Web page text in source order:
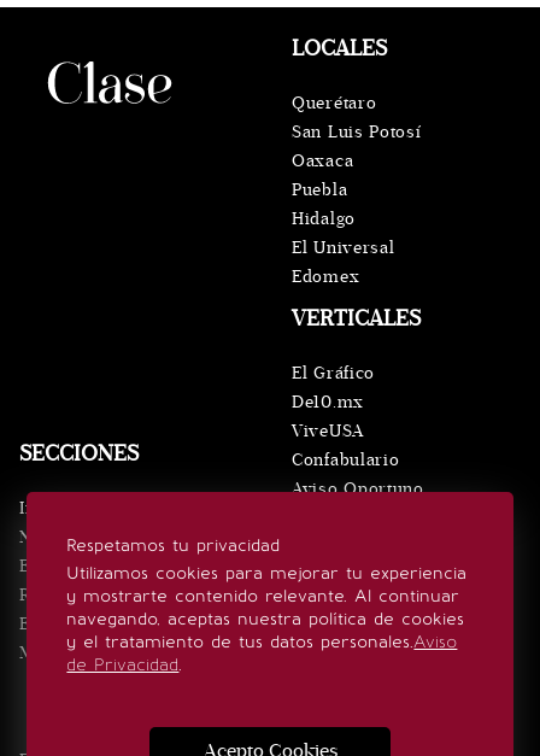
Respetamos tu privacidad
Utilizamos cookies para mejorar tu experiencia
y mostrarte contenido relevante. Al continuar
navegando, aceptas nuestra política de cookies
y el tratamiento de tus datos personales.Aviso
de Privacidad.
SECCIONES
Inicio
Noticias
Eventos
Realeza
Estilo de vida
Minuto x Minuto
VERTICALES
El Gráfico
De10.mx
ViveUSA
Confabulario
Aviso Oportuno
LOCALES
Querétaro
San Luis Potosí
Oaxaca
Puebla
Hidalgo
El Universal
Edomex
SÍGUENOS